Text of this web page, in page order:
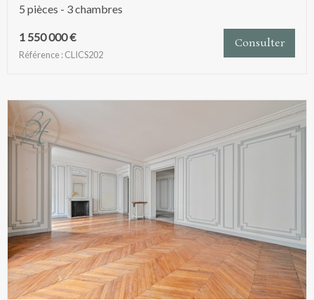
5 pièces - 3 chambres
1 550 000 €
Référence : CLICS202
Consulter